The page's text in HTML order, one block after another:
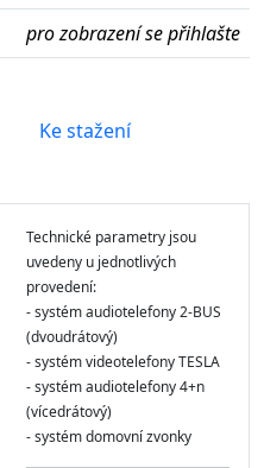
pro zobrazení se přihlašte
Ke stažení
Technické parametry jsou
uvedeny u jednotlivých
provedení:
- systém audiotelefony 2-BUS
(dvoudrátový)
- systém videotelefony TESLA
- systém audiotelefony 4+n
(vícedrátový)
- systém domovní zvonky